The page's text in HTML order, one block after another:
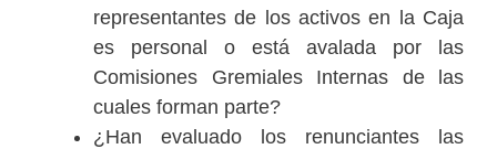
representantes de los activos en la Caja
es personal o está avalada por las
Comisiones Gremiales Internas de las
cuales forman parte?
¿Han evaluado los renunciantes las